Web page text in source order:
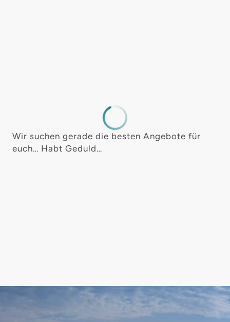
Wir suchen gerade die besten Angebote für
euch… Habt Geduld…